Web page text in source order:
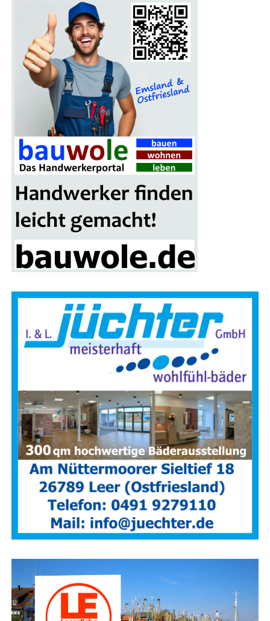
tig außer­halb des gesperr­ten Berei­ches abzu­stel­len.
Sofern es der Bau­fort­schritt und die Arbeits­si­cher­heit
zulas­sen,wird den Anlie­gern die Zufahrt zu ihren Grund­
stü­cken ermöglicht.
Die ver­kehrs­be­hörd­li­chen Maß­nah­men tre­ten mit der
Anbrin­gung bzw.
Auf­stel­lung der ent­spre­chen­den Ver­
kehrs­zei­chen in Kraft.
Die Stadt­ver­wal­tung bit­tet alle Ver­
kehrs­teil­neh­mer und Anlie­ger um Ver­ständ­nis für die not­
wen­di­gen Arbei­ten und die damit ver­bun­de­nen
Einschränkungen.
Anzeige